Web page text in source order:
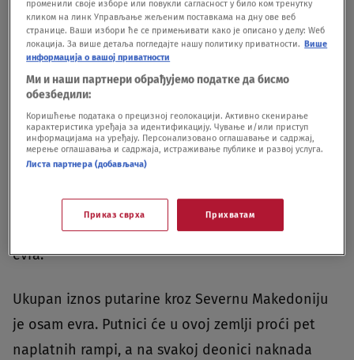
Putarina kroz Srbiju i S.
Makedoniju
Za korišćenje auto-puta kroz Srbiju, od Subotice
do Preševa naknada za putnička vozila u jednom
pravcu iznosi 2.450 dinara, ili 21,5 evra, a iz
Sada do Preševa putarina je 2.010 dinara, ili 17,5
evra, a od Niša košta 700 dinara, odnosno šest
evra.
Ukupan iznos putarine kroz Severnu Makedoniju
je osam evra. Putnici će u ovoj zemlji proći pet
naplatnih rampi, a na svakoj deonici naknada
променили своје изборе или повукли сагласност у било ком тренутку
кликом на линк Управљање жељеним поставкама на дну ове веб
странице. Ваши избори ће се примењивати како је описано у делу: Wеб
локација. За више детаља погледајте нашу политику приватности. Више
информација о вашој приватности
Ми и наши партнери обрађујемо податке да бисмо
обезбедили:
Коришћење података о прецизној геолокацији. Активно скенирање
карактеристика уређаја за идентификацију. Чување и/или приступ
информацијама на уређају. Персонализовано оглашавање и садржај,
мерење оглашавања и садржаја, истраживање публике и развој услуга.
Листа партнера (добављача)
Приказ сврха Прихватам